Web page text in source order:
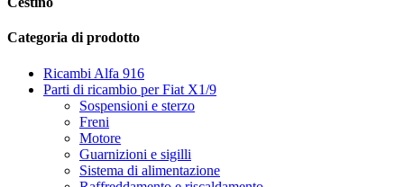
Categoria di prodotto
Ricambi Alfa 916
Parti di ricambio per Fiat X1/9
Sospensioni e sterzo
Freni
Motore
Guarnizioni e sigilli
Sistema di alimentazione